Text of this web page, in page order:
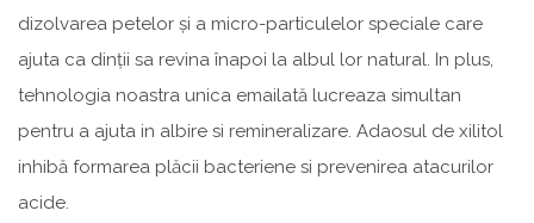
dizolvarea petelor și a micro-particulelor speciale care
ajuta ca dinții sa revina înapoi la albul lor natural. In plus,
tehnologia noastra unica emailată lucreaza simultan
pentru a ajuta in albire si remineralizare. Adaosul de xilitol
inhibă formarea plăcii bacteriene si prevenirea atacurilor
acide.